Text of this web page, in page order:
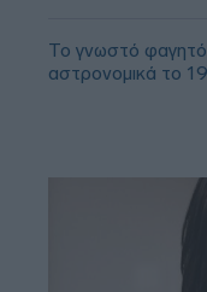
Το γνωστό
αστρονομικά το